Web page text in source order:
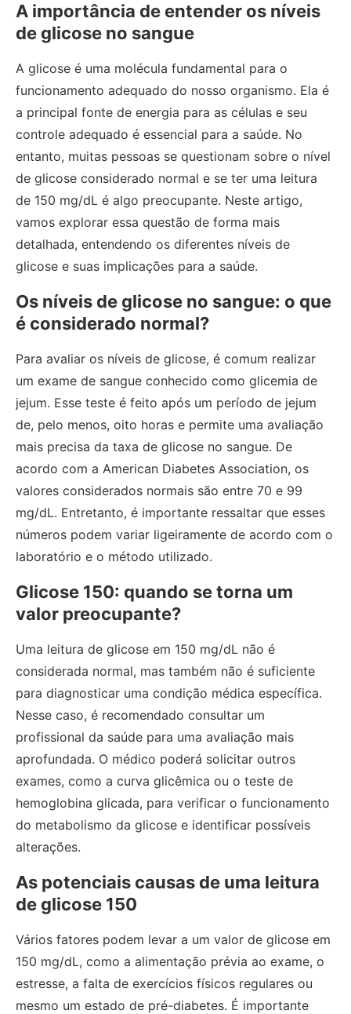
A importância de entender os níveis
de glicose no sangue
A glicose é uma molécula fundamental para o
funcionamento adequado do nosso organismo. Ela é
a principal fonte de energia para as células e seu
controle adequado é essencial para a saúde. No
entanto, muitas pessoas se questionam sobre o nível
de glicose considerado normal e se ter uma leitura
de 150 mg/dL é algo preocupante. Neste artigo,
vamos explorar essa questão de forma mais
detalhada, entendendo os diferentes níveis de
glicose e suas implicações para a saúde.
Os níveis de glicose no sangue: o que
é considerado normal?
Para avaliar os níveis de glicose, é comum realizar
um exame de sangue conhecido como glicemia de
jejum. Esse teste é feito após um período de jejum
de, pelo menos, oito horas e permite uma avaliação
mais precisa da taxa de glicose no sangue. De
acordo com a American Diabetes Association, os
valores considerados normais são entre 70 e 99
mg/dL. Entretanto, é importante ressaltar que esses
números podem variar ligeiramente de acordo com o
laboratório e o método utilizado.
Glicose 150: quando se torna um
valor preocupante?
Uma leitura de glicose em 150 mg/dL não é
considerada normal, mas também não é suficiente
para diagnosticar uma condição médica específica.
Nesse caso, é recomendado consultar um
profissional da saúde para uma avaliação mais
aprofundada. O médico poderá solicitar outros
exames, como a curva glicêmica ou o teste de
hemoglobina glicada, para verificar o funcionamento
do metabolismo da glicose e identificar possíveis
alterações.
As potenciais causas de uma leitura
de glicose 150
Vários fatores podem levar a um valor de glicose em
150 mg/dL, como a alimentação prévia ao exame, o
estresse, a falta de exercícios físicos regulares ou
mesmo um estado de pré-diabetes. É importante